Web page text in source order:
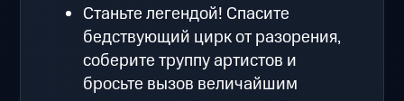
Станьте легендой! Спасите
бедствующий цирк от разорения,
соберите труппу артистов и
бросьте вызов величайшим